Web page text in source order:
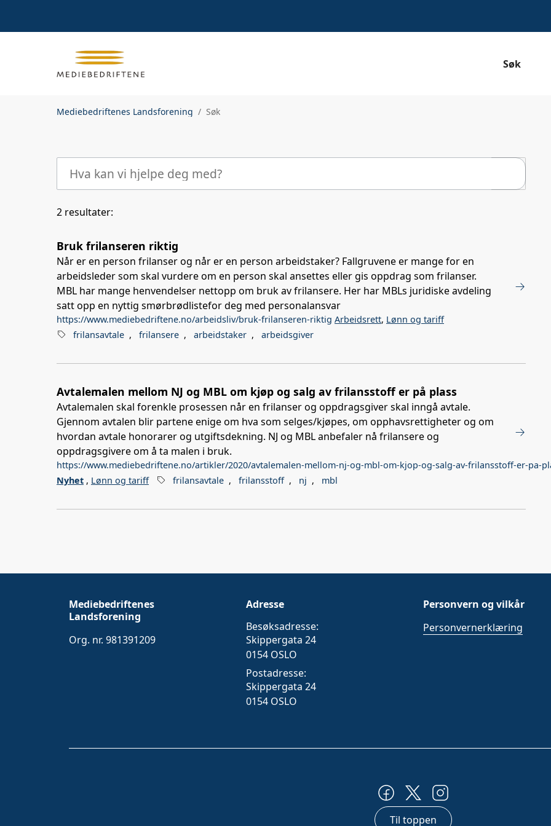
Søk
Mediebedriftenes Landsforening Søk
Søk
2 resultater:
Bruk frilanseren riktig
Når er en person frilanser og når er en person arbeidstaker? Fallgruvene er mange for en
arbeidsleder som skal vurdere om en person skal ansettes eller gis oppdrag som frilanser.
MBL har mange henvendelser nettopp om bruk av frilansere. Her har MBLs juridiske avdeling
satt opp en nyttig smørbrødlistefor deg med personalansvar
https://www.mediebedriftene.no/arbeidsliv/bruk-frilanseren-riktig Arbeidsrett, Lønn og tariff
frilansavtale , frilansere , arbeidstaker , arbeidsgiver
Avtalemalen mellom NJ og MBL om kjøp og salg av frilansstoff er på plass
Avtalemalen skal forenkle prosessen når en frilanser og oppdragsgiver skal inngå avtale.
Gjennom avtalen blir partene enige om hva som selges/kjøpes, om opphavsrettigheter og om
hvordan avtale honorarer og utgiftsdekning. NJ og MBL anbefaler nå frilansere og
oppdragsgivere om å ta malen i bruk.
https://www.mediebedriftene.no/artikler/2020/avtalemalen-mellom-nj-og-mbl-om-kjop-og-salg-av-frilansstoff-er-pa-
Nyhet , Lønn og tariff frilansavtale , frilansstoff , nj , mbl
Mediebedriftenes
Landsforening
Org. nr. 981391209
Adresse
Besøksadresse:
Skippergata 24
0154 OSLO
Postadresse:
Skippergata 24
0154 OSLO
Personvern og vilkår
Personvernerklæring
Til toppen